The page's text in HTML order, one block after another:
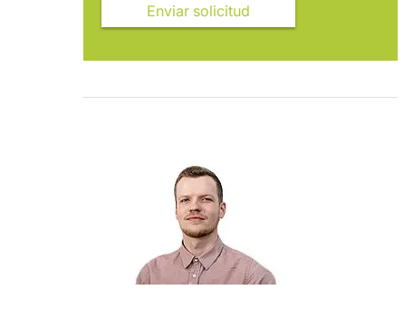
Enviar solicitud